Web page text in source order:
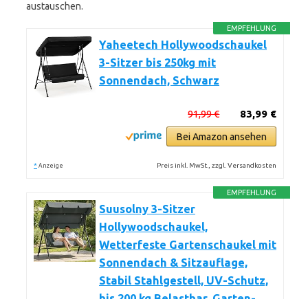
austauschen.
EMPFEHLUNG
Yaheetech Hollywoodschaukel
3-Sitzer bis 250kg mit
Sonnendach, Schwarz
83,99 €
91,99 €
Bei Amazon ansehen
* Anzeige Preis inkl. MwSt., zzgl. Versandkosten
EMPFEHLUNG
Suusolny 3-Sitzer
Hollywoodschaukel,
Wetterfeste Gartenschaukel mit
Sonnendach & Sitzauflage,
Stabil Stahlgestell, UV-Schutz,